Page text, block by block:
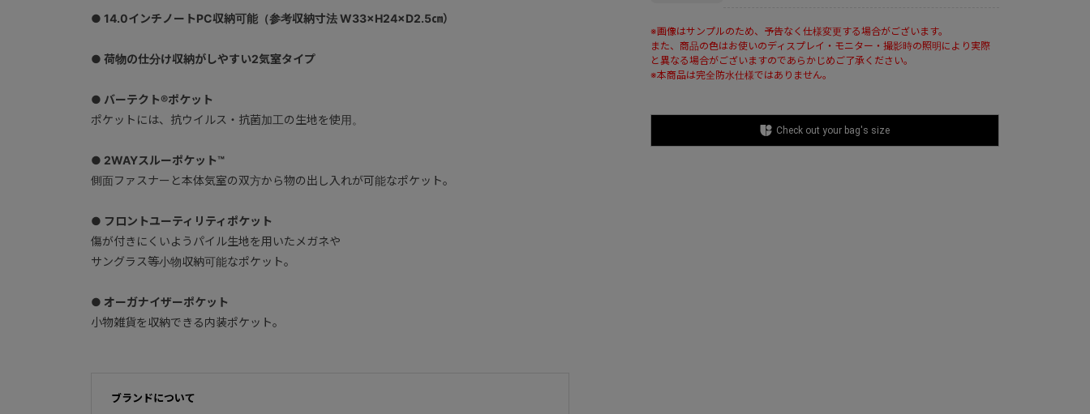
● 14.0インチノートPC収納可能（参考収納寸法 W33×H24×D2.5㎝）
● 荷物の仕分け収納がしやすい2気室タイプ
● バーテクト®ポケット
ポケットには、抗ウイルス・抗菌加工の生地を使用。
● 2WAYスルーポケット™
側面ファスナーと本体気室の双方から物の出し入れが可能なポケット。
● フロントユーティリティポケット
傷が付きにくいようパイル生地を用いたメガネや
サングラス等小物収納可能なポケット。
● オーガナイザーポケット
小物雑貨を収納できる内装ポケット。
ブランドについて
※画像はサンプルのため、予告なく仕様変更する場合がございます。
また、商品の色はお使いのディスプレイ・モニター・撮影時の照明により実際
と異なる場合がございますのであらかじめご了承ください。
※本商品は完全防水仕様ではありません。
Check out your bag's size